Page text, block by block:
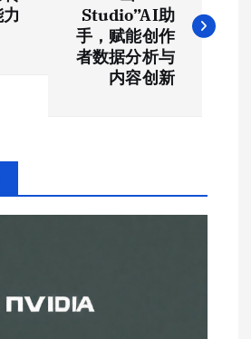
Studio”AI助
手，赋能创作
者数据分析与
内容创新